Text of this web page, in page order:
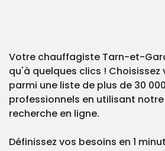
Votre chauffagiste Tarn-et-
qu'à quelques clics !
parmi une liste de plus de 30
professionnels en utilisant
recherche en ligne.
Définissez vos besoins en 1